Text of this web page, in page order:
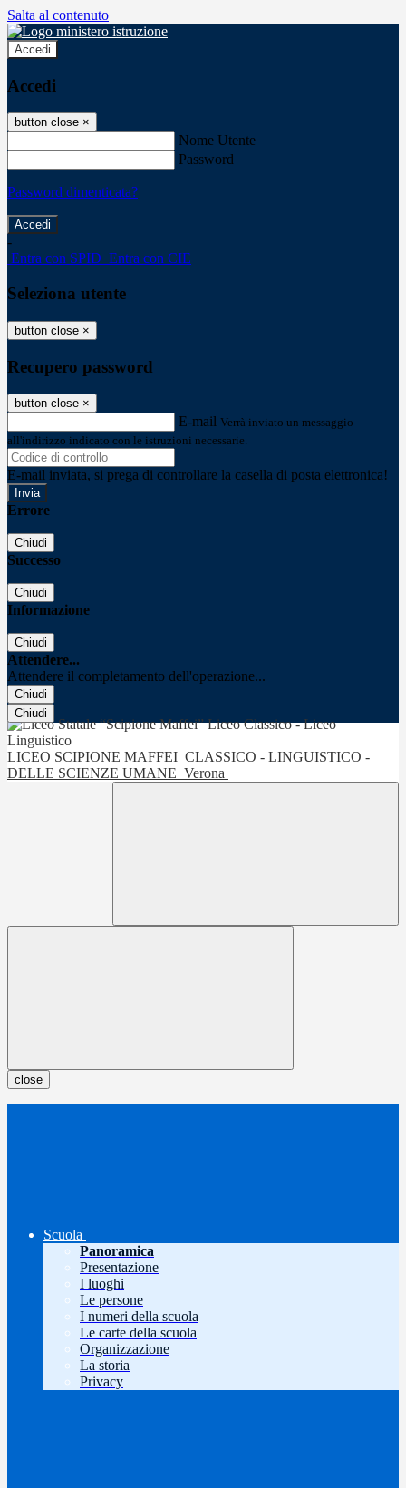
Salta al contenuto
Accedi
Accedi
button close ×
Nome Utente
Password
Password dimenticata?
-
Entra con SPID Entra con CIE
Seleziona utente
button close ×
Recupero password
button close ×
E-mail Verrà inviato un messaggio
all'indirizzo indicato con le istruzioni necessarie.
E-mail inviata, si prega di controllare la casella di posta elettronica!
Errore
Chiudi
Successo
Chiudi
Informazione
Chiudi
Attendere...
Attendere il completamento dell'operazione...
Chiudi
Chiudi
LICEO SCIPIONE MAFFEI CLASSICO - LINGUISTICO -
DELLE SCIENZE UMANE Verona
close
Scuola
Panoramica
Presentazione
I luoghi
Le persone
I numeri della scuola
Le carte della scuola
Organizzazione
La storia
Privacy